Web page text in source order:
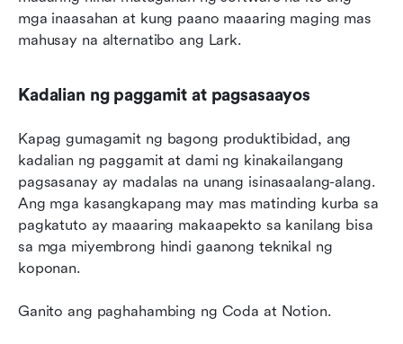
mga inaasahan at kung paano maaaring maging mas
mahusay na alternatibo ang Lark.
Kadalian ng paggamit at pagsasaayos
Kapag gumagamit ng bagong produktibidad, ang
kadalian ng paggamit at dami ng kinakailangang
pagsasanay ay madalas na unang isinasaalang-alang.
Ang mga kasangkapang may mas matinding kurba sa
pagkatuto ay maaaring makaapekto sa kanilang bisa
sa mga miyembrong hindi gaanong teknikal ng
koponan.
Ganito ang paghahambing ng Coda at Notion.